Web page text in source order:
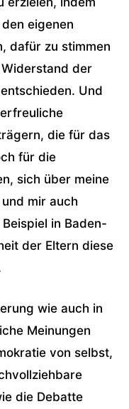
eigenen
dafür zu stimmen
der
Und
die für das
für die
sich über meine
mir auch
in Baden-
der Eltern diese
wie auch in
Meinungen
von selbst,
die Debatte